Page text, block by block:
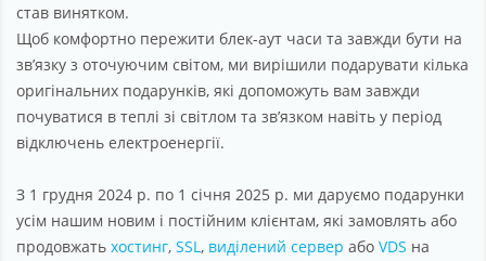
став винятком.
Щоб комфортно пережити блек-аут часи та завжди бути на
зв’язку з оточуючим світом, ми вирішили подарувати кілька
оригінальних подарунків, які допоможуть вам завжди
почуватися в теплі зі світлом та зв’язком навіть у період
відключень електроенергії.
З 1 грудня 2024 р. по 1 січня 2025 р. ми даруємо подарунки
усім нашим новим і постійним клієнтам, які замовлять або
продовжать хостинг, SSL, виділений сервер або VDS на